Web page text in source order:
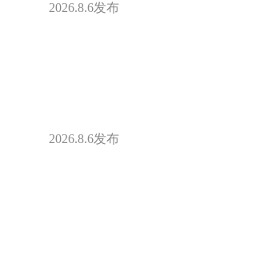
2026.8.6发布
2026.8.6发布